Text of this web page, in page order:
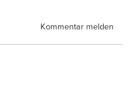
Kommentar melden